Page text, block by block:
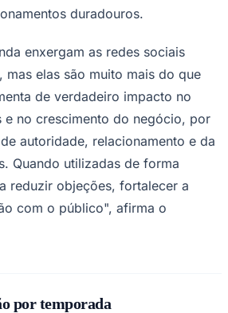
duradouros.
enxergam as redes sociais
mas elas são muito mais do que
de verdadeiro impacto no
e no crescimento do negócio, por
autoridade, relacionamento e da
Quando utilizadas de forma
reduzir objeções, fortalecer a
com o público", afirma o
por temporada